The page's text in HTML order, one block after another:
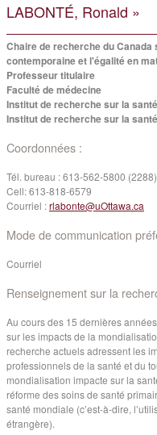
LABONTÉ, Ronald »
Chaire de recherche du
contemporaine et l'égalité en
Professeur titulaire
Faculté de médecine
Institut de recherche sur la
Institut de recherche sur la
Coordonnées :
Tél. bureau :613-562-5800 (2288)
Cell:613-818-6579
Courriel :rlabonte@uOttawa.ca
Mode de communication
Courriel
Renseignement sur la
Au cours des 15 dernières
sur les impacts de la
recherche actuels adressent les
professionnels de la santé et du
mondialisation impacte sur la
réforme des soins de santé
santé mondiale (c’est-à-dire,
étrangère).